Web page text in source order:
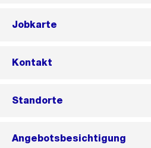
Jobkarte
Kontakt
Standorte
Angebotsbesichtigung